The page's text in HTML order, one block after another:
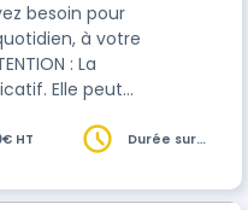
besoin pour
à votre
: La
Elle peut
HT
Durée sur